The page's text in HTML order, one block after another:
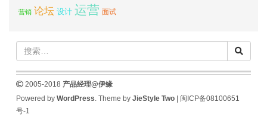
营销 论坛 设计 运营 面试
2005-2018 产品经理@伊缘
Powered by WordPress. Theme by JieStyle Two| 闽ICP备08100651
号-1